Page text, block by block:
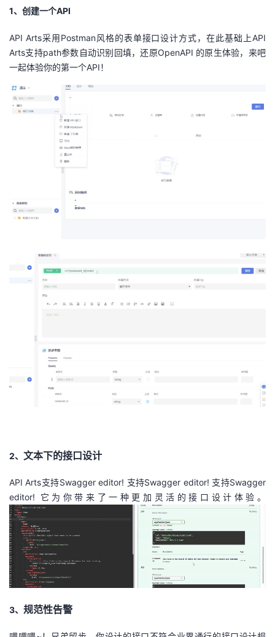
的
课
程
我
的
认
证
我
的
实
我
的
技
术
支
的
云
声
1、创建一个API
API Arts采用Postman风格的表单接口设计方式，在此基础上API
Arts支持path参数自动识别回填，还原OpenAPI 的原生体验，来吧
一起体验你的第一个API！
2、 文本下的接口设计
API Arts支持Swagger editor! 支持Swagger editor! 支持Swagger
editor! 它为你带来了一种更加灵活的接口设计体验。
3、 规范性告警